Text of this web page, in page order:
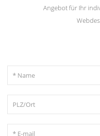
Angebot für Ihr